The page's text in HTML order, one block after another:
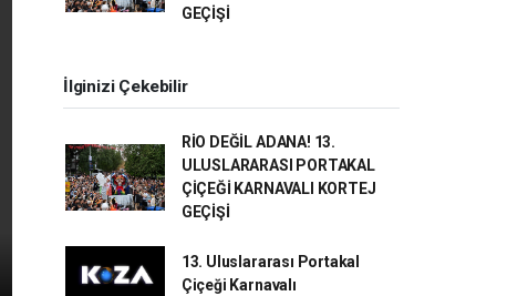
GEÇİŞİ
İlginizi Çekebilir
RİO DEĞİL ADANA! 13.
ULUSLARARASI PORTAKAL
ÇİÇEĞİ KARNAVALI KORTEJ
GEÇİŞİ
13. Uluslararası Portakal
Çiçeği Karnavalı